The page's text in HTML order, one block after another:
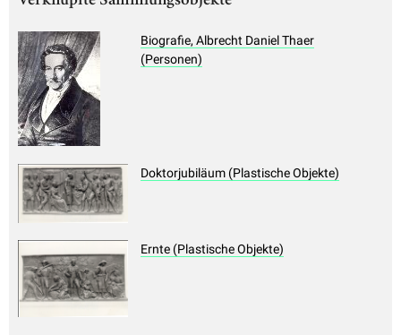
Biografie, Albrecht Daniel Thaer
(Personen)
Doktorjubiläum (Plastische Objekte)
Ernte (Plastische Objekte)